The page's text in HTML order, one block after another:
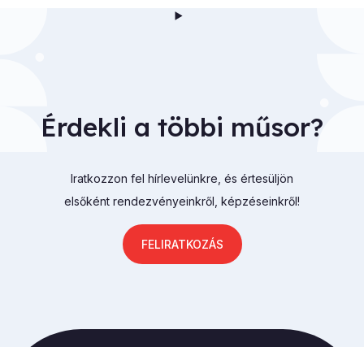
Érdekli a többi műsor?
Iratkozzon fel hírlevelünkre, és értesüljön
elsőként rendezvényeinkről, képzéseinkről!
FELIRATKOZÁS